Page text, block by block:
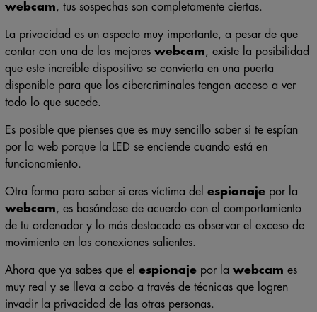
webcam, tus sospechas son completamente ciertas.
La privacidad es un aspecto muy importante, a pesar de que
contar con una de las mejores webcam, existe la posibilidad
que este increíble dispositivo se convierta en una puerta
disponible para que los cibercriminales tengan acceso a ver
todo lo que sucede.
Es posible que pienses que es muy sencillo saber si te espían
por la web porque la LED se enciende cuando está en
funcionamiento.
Otra forma para saber si eres víctima del espionajepor la
webcam, es basándose de acuerdo con el comportamiento
de tu ordenador y lo más destacado es observar el exceso de
movimiento en las conexiones salientes.
Ahora que ya sabes que el espionajepor la webcam es
muy real y se lleva a cabo a través de técnicas que logren
invadir la privacidad de las otras personas.